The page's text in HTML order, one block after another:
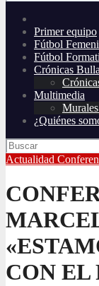
Primer equipo
Fútbol
Fútbol
Crónicas
Multimedia
¿Quiénes
Actualidad
CON EL